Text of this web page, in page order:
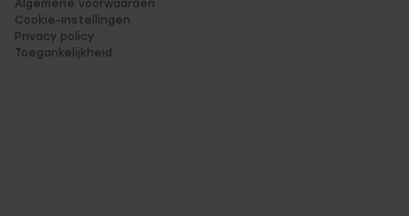
Algemene voorwaarden
Cookie-instellingen
Privacy policy
Toegankelijkheid